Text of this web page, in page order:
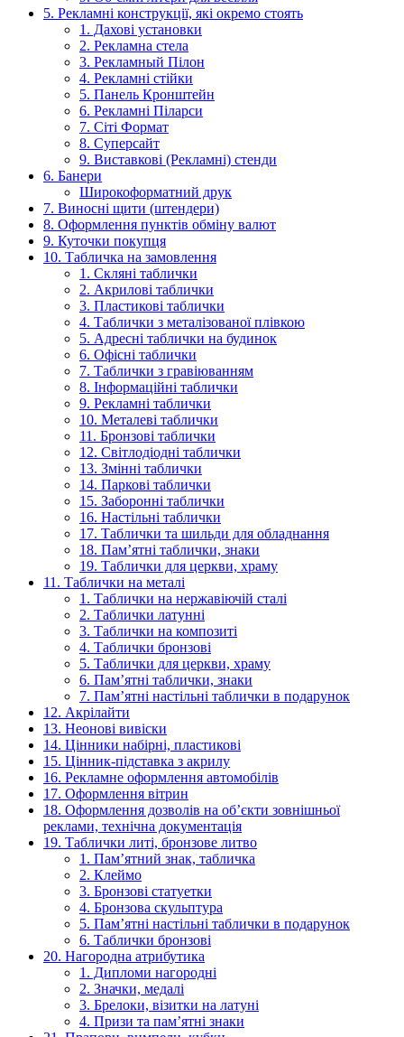
5. Рекламні конструкції, які окремо стоять
1. Дахові установки
2. Рекламна стела
3. Рекламный Пілон
4. Рекламні стійки
5. Панель Кронштейн
6. Рекламні Піларси
7. Сіті Формат
8. Суперсайт
9. Виставкові (Рекламні) стенди
6. Банери
Широкоформатний друк
7. Виносні щити (штендери)
8. Оформлення пунктів обміну валют
9. Куточки покупця
10. Табличка на замовлення
1. Скляні таблички
2. Акрилові таблички
3. Пластикові таблички
4. Таблички з металізованої плівкою
5. Адресні таблички на будинок
6. Офісні таблички
7. Таблички з гравіюванням
8. Інформаційні таблички
9. Рекламні таблички
10. Металеві таблички
11. Бронзові таблички
12. Світлодіодні таблички
13. Змінні таблички
14. Паркові таблички
15. Заборонні таблички
16. Настільні таблички
17. Таблички та шильди для обладнання
18. Пам’ятні таблички, знаки
19. Таблички для церкви, храму
11. Таблички на металі
1. Таблички на нержавіючій сталі
2. Таблички латунні
3. Таблички на композиті
4. Таблички бронзові
5. Таблички для церкви, храму
6. Пам’ятні таблички, знаки
7. Пам’ятні настільні таблички в подарунок
12. Акрілайти
13. Неонові вивіски
14. Цінники набірні, пластикові
15. Цінник-підставка з акрилу
16. Рекламне оформлення автомобілів
17. Оформлення вітрин
18. Оформлення дозволів на об’єкти зовнішньої
реклами, технічна документація
19. Таблички литі, бронзове литво
1. Пам’ятний знак, табличка
2. Клеймо
3. Бронзові статуетки
4. Бронзова скульптура
5. Пам’ятні настільні таблички в подарунок
6. Таблички бронзові
20. Нагородна атрибутика
1. Дипломи нагородні
2. Значки, медалі
3. Брелоки, візитки на латуні
4. Призи та пам’ятні знаки